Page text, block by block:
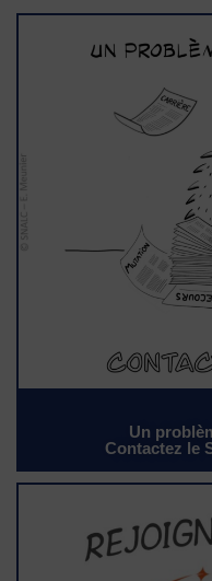
Un
Contactez le